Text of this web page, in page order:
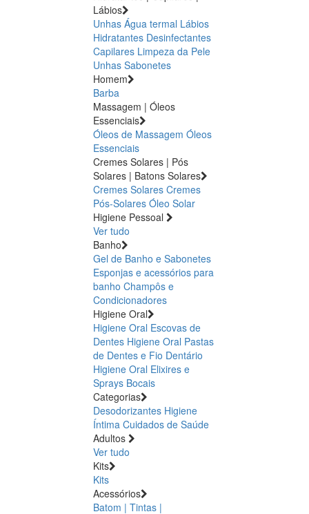
Lábios
Unhas Água termal Lábios
Hidratantes Desinfectantes
Capilares Limpeza da Pele
Unhas Sabonetes
Homem
Barba
Massagem | Óleos
Essenciais
Óleos de Massagem Óleos
Essenciais
Cremes Solares | Pós
Solares | Batons Solares
Cremes Solares Cremes
Pós-Solares Óleo Solar
Higiene Pessoal
Ver tudo
Banho
Gel de Banho e Sabonetes
Esponjas e acessórios para
banho Champôs e
Condicionadores
Higiene Oral
Higiene Oral Escovas de
Dentes Higiene Oral Pastas
de Dentes e Fio Dentário
Higiene Oral Elixires e
Sprays Bocais
Categorias
Desodorizantes Higiene
Íntima Cuidados de Saúde
Adultos
Ver tudo
Kits
Kits
Acessórios
Batom | Tintas |